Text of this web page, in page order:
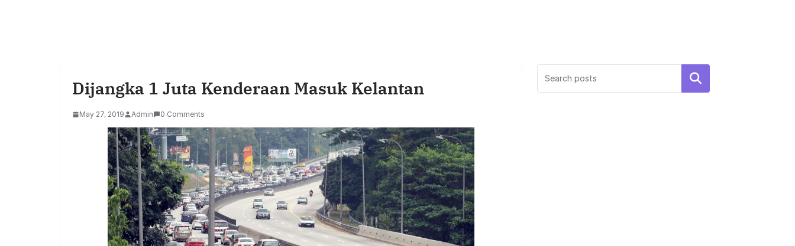
Dijangka 1 Juta Kenderaan Masuk Kelantan
May 27, 2019 Admin 0 Comments
Search